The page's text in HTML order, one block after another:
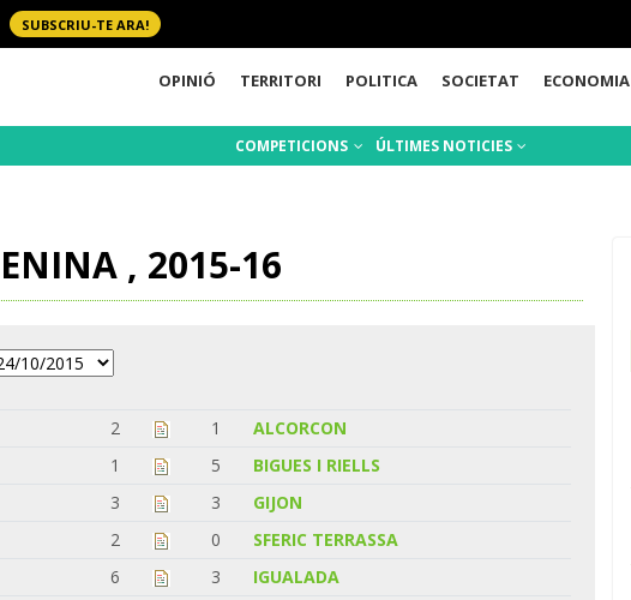
SUBSCRIU-TE ARA!
OPINIÓ TERRITORI POLITICA SOCIETAT ECONOMIA
COMPETICIONS ÚLTIMES NOTICIES
, 2015-16
2 1
ALCORCON
1 5
BIGUES I RIELLS
3 3
GIJON
2 0
SFERIC TERRASSA
6 3
IGUALADA